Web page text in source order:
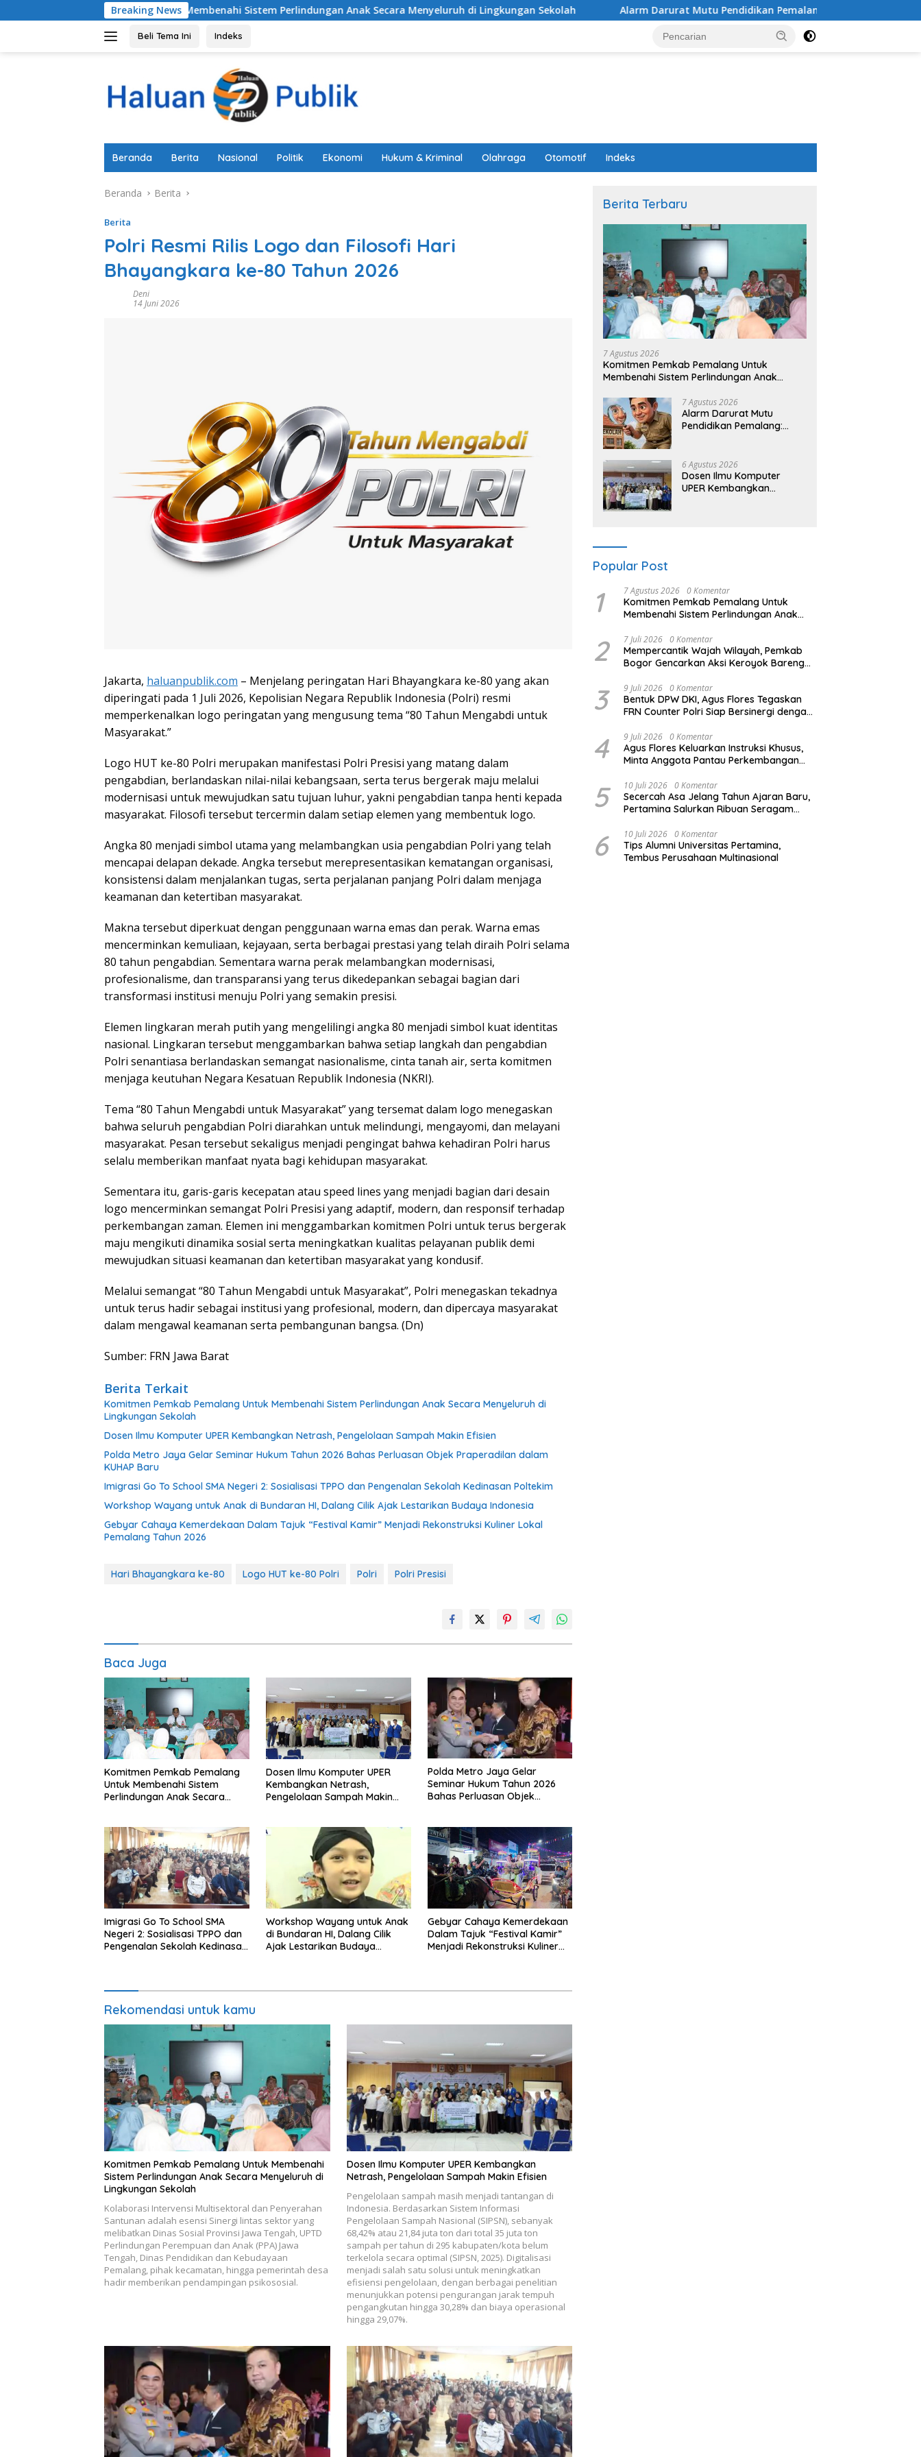
ke
Breaking News
Untuk Membenahi Sistem Perlindungan Anak Secara Menyeluruh di Lingkungan Sekolah Alarm Darurat Mutu Pendidikan Pemalang: Ketika Sekolah Tanpa Mata dan Telinga
Beli Tema Ini Indeks
Beranda Berita Nasional Politik Ekonomi Hukum & Kriminal Olahraga Otomotif Indeks
Beranda Berita
Berita
Polri Resmi Rilis Logo dan Filosofi Hari
Bhayangkara ke-80 Tahun 2026
Deni
14 Juni 2026
Jakarta, haluanpublik.com – Menjelang peringatan Hari Bhayangkara ke-80 yang akan
diperingati pada 1 Juli 2026, Kepolisian Negara Republik Indonesia (Polri) resmi
memperkenalkan logo peringatan yang mengusung tema “80 Tahun Mengabdi untuk
Masyarakat.”
Logo HUT ke-80 Polri merupakan manifestasi Polri Presisi yang matang dalam
pengabdian, berlandaskan nilai-nilai kebangsaan, serta terus bergerak maju melalui
modernisasi untuk mewujudkan satu tujuan luhur, yakni pengabdian tanpa henti kepada
masyarakat. Filosofi tersebut tercermin dalam setiap elemen yang membentuk logo.
Angka 80 menjadi simbol utama yang melambangkan usia pengabdian Polri yang telah
mencapai delapan dekade. Angka tersebut merepresentasikan kematangan organisasi,
konsistensi dalam menjalankan tugas, serta perjalanan panjang Polri dalam menjaga
keamanan dan ketertiban masyarakat.
Makna tersebut diperkuat dengan penggunaan warna emas dan perak. Warna emas
mencerminkan kemuliaan, kejayaan, serta berbagai prestasi yang telah diraih Polri selama
80 tahun pengabdian. Sementara warna perak melambangkan modernisasi,
profesionalisme, dan transparansi yang terus dikedepankan sebagai bagian dari
transformasi institusi menuju Polri yang semakin presisi.
Elemen lingkaran merah putih yang mengelilingi angka 80 menjadi simbol kuat identitas
nasional. Lingkaran tersebut menggambarkan bahwa setiap langkah dan pengabdian
Polri senantiasa berlandaskan semangat nasionalisme, cinta tanah air, serta komitmen
menjaga keutuhan Negara Kesatuan Republik Indonesia (NKRI).
Tema “80 Tahun Mengabdi untuk Masyarakat” yang tersemat dalam logo menegaskan
bahwa seluruh pengabdian Polri diarahkan untuk melindungi, mengayomi, dan melayani
masyarakat. Pesan tersebut sekaligus menjadi pengingat bahwa kehadiran Polri harus
selalu memberikan manfaat nyata bagi kehidupan masyarakat.
Sementara itu, garis-garis kecepatan atau speed lines yang menjadi bagian dari desain
logo mencerminkan semangat Polri Presisi yang adaptif, modern, dan responsif terhadap
perkembangan zaman. Elemen ini menggambarkan komitmen Polri untuk terus bergerak
maju mengikuti dinamika sosial serta meningkatkan kualitas pelayanan publik demi
mewujudkan situasi keamanan dan ketertiban masyarakat yang kondusif.
Melalui semangat “80 Tahun Mengabdi untuk Masyarakat”, Polri menegaskan tekadnya
untuk terus hadir sebagai institusi yang profesional, modern, dan dipercaya masyarakat
dalam mengawal keamanan serta pembangunan bangsa. (Dn)
Sumber: FRN Jawa Barat
Berita Terkait
Komitmen Pemkab Pemalang Untuk Membenahi Sistem Perlindungan Anak Secara Menyeluruh di
Lingkungan Sekolah
Dosen Ilmu Komputer UPER Kembangkan Netrash, Pengelolaan Sampah Makin Efisien
Polda Metro Jaya Gelar Seminar Hukum Tahun 2026 Bahas Perluasan Objek Praperadilan dalam
KUHAP Baru
Imigrasi Go To School SMA Negeri 2: Sosialisasi TPPO dan Pengenalan Sekolah Kedinasan Poltekim
Workshop Wayang untuk Anak di Bundaran HI, Dalang Cilik Ajak Lestarikan Budaya Indonesia
Gebyar Cahaya Kemerdekaan Dalam Tajuk “Festival Kamir” Menjadi Rekonstruksi Kuliner Lokal
Pemalang Tahun 2026
Hari Bhayangkara ke-80 Logo HUT ke-80 Polri Polri Polri Presisi
Baca Juga
Komitmen Pemkab Pemalang
Untuk Membenahi Sistem
Perlindungan Anak Secara
Dosen Ilmu Komputer UPER
Kembangkan Netrash,
Pengelolaan Sampah Makin
Polda Metro Jaya Gelar
Seminar Hukum Tahun 2026
Bahas Perluasan Objek
Imigrasi Go To School SMA
Negeri 2: Sosialisasi TPPO dan
Pengenalan Sekolah Kedinasan
Workshop Wayang untuk Anak
di Bundaran HI, Dalang Cilik
Ajak Lestarikan Budaya
Gebyar Cahaya Kemerdekaan
Dalam Tajuk “Festival Kamir”
Menjadi Rekonstruksi Kuliner
Rekomendasi untuk kamu
Komitmen Pemkab Pemalang Untuk Membenahi
Sistem Perlindungan Anak Secara Menyeluruh di
Lingkungan Sekolah
Kolaborasi Intervensi Multisektoral dan Penyerahan
Santunan adalah esensi Sinergi lintas sektor yang
melibatkan Dinas Sosial Provinsi Jawa Tengah, UPTD
Perlindungan Perempuan dan Anak (PPA) Jawa
Tengah, Dinas Pendidikan dan Kebudayaan
Pemalang, pihak kecamatan, hingga pemerintah desa
hadir memberikan pendampingan psikososial.
Dosen Ilmu Komputer UPER Kembangkan
Netrash, Pengelolaan Sampah Makin Efisien
Pengelolaan sampah masih menjadi tantangan di
Indonesia. Berdasarkan Sistem Informasi
Pengelolaan Sampah Nasional (SIPSN), sebanyak
68,42% atau 21,84 juta ton dari total 35 juta ton
sampah per tahun di 295 kabupaten/kota belum
terkelola secara optimal (SIPSN, 2025). Digitalisasi
menjadi salah satu solusi untuk meningkatkan
efisiensi pengelolaan, dengan berbagai penelitian
menunjukkan potensi pengurangan jarak tempuh
pengangkutan hingga 30,28% dan biaya operasional
hingga 29,07%.
Berita Terbaru
7 Agustus 2026
Komitmen Pemkab Pemalang Untuk
Membenahi Sistem Perlindungan Anak
7 Agustus 2026
Alarm Darurat Mutu
Pendidikan Pemalang:
6 Agustus 2026
Dosen Ilmu Komputer
UPER Kembangkan
Popular Post
1 7 Agustus 2026 0 Komentar
Komitmen Pemkab Pemalang Untuk
Membenahi Sistem Perlindungan Anak
2 7 Juli 2026 0 Komentar
Mempercantik Wajah Wilayah, Pemkab
Bogor Gencarkan Aksi Keroyok Bareng
3 9 Juli 2026 0 Komentar
Bentuk DPW DKI, Agus Flores Tegaskan
FRN Counter Polri Siap Bersinergi dengan
4 9 Juli 2026 0 Komentar
Agus Flores Keluarkan Instruksi Khusus,
Minta Anggota Pantau Perkembangan
5 10 Juli 2026 0 Komentar
Secercah Asa Jelang Tahun Ajaran Baru,
Pertamina Salurkan Ribuan Seragam
6 10 Juli 2026 0 Komentar
Tips Alumni Universitas Pertamina,
Tembus Perusahaan Multinasional